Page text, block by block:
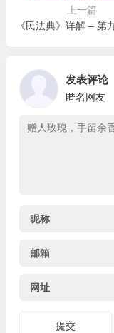
上一篇
发表评论
匿名网友
昵称
邮箱
网址
提交